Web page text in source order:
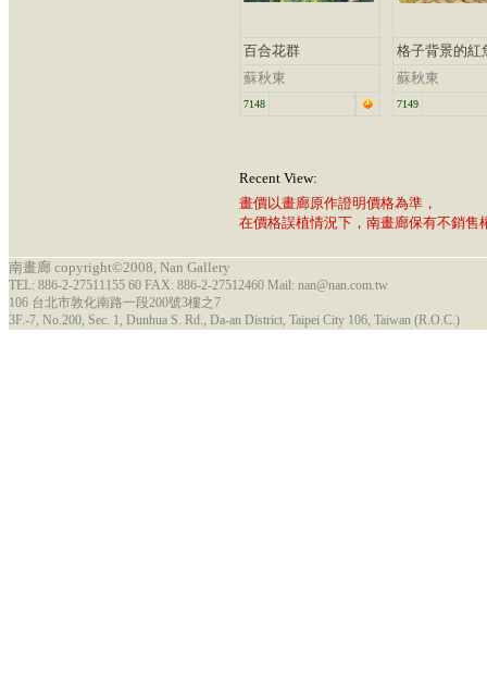
百合花群
蘇秋東
7148
格子背景的紅
蘇秋東
7149
Recent View:
畫價以畫廊原作證明價格為準，
在價格誤植情況下，南畫廊保有不銷售
南畫廊 copyright©2008, Nan Gallery
TEL: 886-2-27511155 60 FAX: 886-2-27512460 Mail: nan@nan.com.tw
106 台北市敦化南路一段200號3樓之7
3F.-7, No.200, Sec. 1, Dunhua S. Rd., Da-an District, Taipei City 106, Taiwan (R.O.C.)